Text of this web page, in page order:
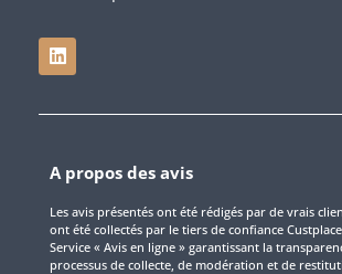
A propos des avis
Les avis présentés ont été rédigés par de vrais
ont été collectés par le tiers de confiance
Service « Avis en ligne » garantissant la
processus de collecte, de modération et de